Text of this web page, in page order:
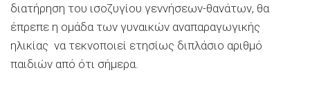
διατήρηση του ισοζυγίου γεννήσεων-θανάτων, θα
έπρεπε η ομάδα των γυναικών αναπαραγωγικής
ηλικίας να τεκνοποιεί ετησίως διπλάσιο αριθμό
παιδιών από ότι σήμερα.